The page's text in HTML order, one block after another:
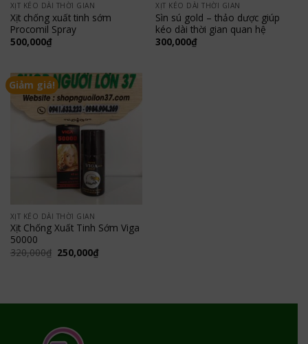
XỊT KÉO DÀI THỜI GIAN
Xịt chống xuất tinh sớm
Procomil Spray
500,000₫
XỊT KÉO DÀI THỜI GIAN
Sìn sú gold – thảo dược giúp
kéo dài thời gian quan hệ
300,000₫
Giảm giá!
XỊT KÉO DÀI THỜI GIAN
Xịt Chống Xuất Tinh Sớm Viga
50000
320,000₫ Giá
gốc
250,000₫Giá
hiện